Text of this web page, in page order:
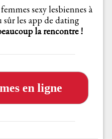
sexy lesbiennes à
sûr les app de dating
la rencontre !
en ligne